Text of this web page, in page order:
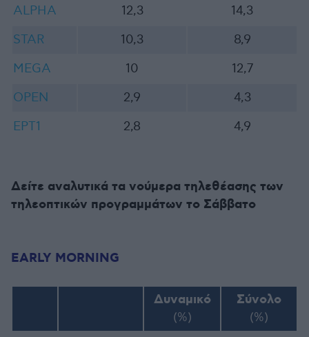
ALPHA
12,3
14,3
STAR
10,3
8,9
MEGA
10
12,7
OPEN
2,9
4,3
ΕΡΤ1
2,8 4,9
Δείτε αναλυτικά τα νούμερα τηλεθέασης των
τηλεοπτικών προγραμμάτων το Σάββατο
EARLY MORNING
Δυναμικό
(%)
Σύνολο
(%)